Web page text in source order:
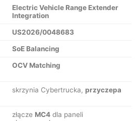
Electric Vehicle Range Extender
Integration
US2026/0048683
SoE Balancing
OCV Matching
skrzynia Cybertrucka, przyczepa
złącze MC4 dla paneli